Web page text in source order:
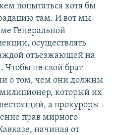
попытаться хотя бы
там. И вот мы
Генеральной
осуществлять
отъезжающей на
Чтобы не свой брат -
о том, чем они должны
который их
а прокуроры -
прав мирного
начиная от